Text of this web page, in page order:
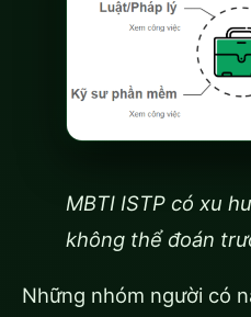
MBTI ISTP có xu
không thể đoán
Những nhóm người có